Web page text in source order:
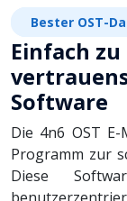
Bester OST-
Einfach
Software
Die 4n6 OST
Programm zur
Diese